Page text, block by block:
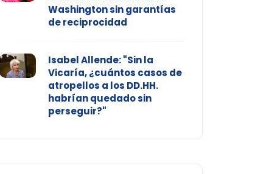
Washington sin garantías
de reciprocidad
Isabel Allende: "Sin la
Vicaría, ¿cuántos casos de
atropellos a los DD.HH.
habrían quedado sin
perseguir?"